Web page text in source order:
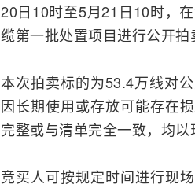
20日10时至5月21日10时，
缆第一批处置项目进行公开拍
本次拍卖标的为53.4万线对
因长期使用或存放可能存在
完整或与清单完全一致，均以
竞买人可按规定时间进行现